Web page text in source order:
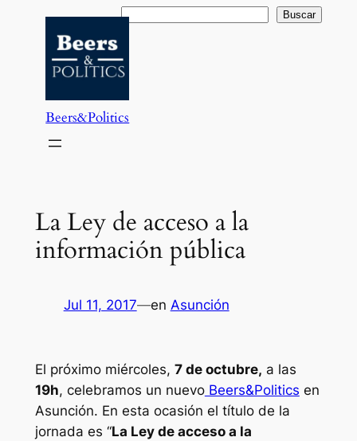
contenido
Buscar Buscar
Beers&Politics
La Ley de acceso a la
información pública
Jul 11, 2017—en Asunción
El próximo miércoles, 7 de octubre, a las
19h, celebramos un nuevoBeers&Politics en
Asunción. En esta ocasión el título de la
jornada es “La Ley de acceso a la